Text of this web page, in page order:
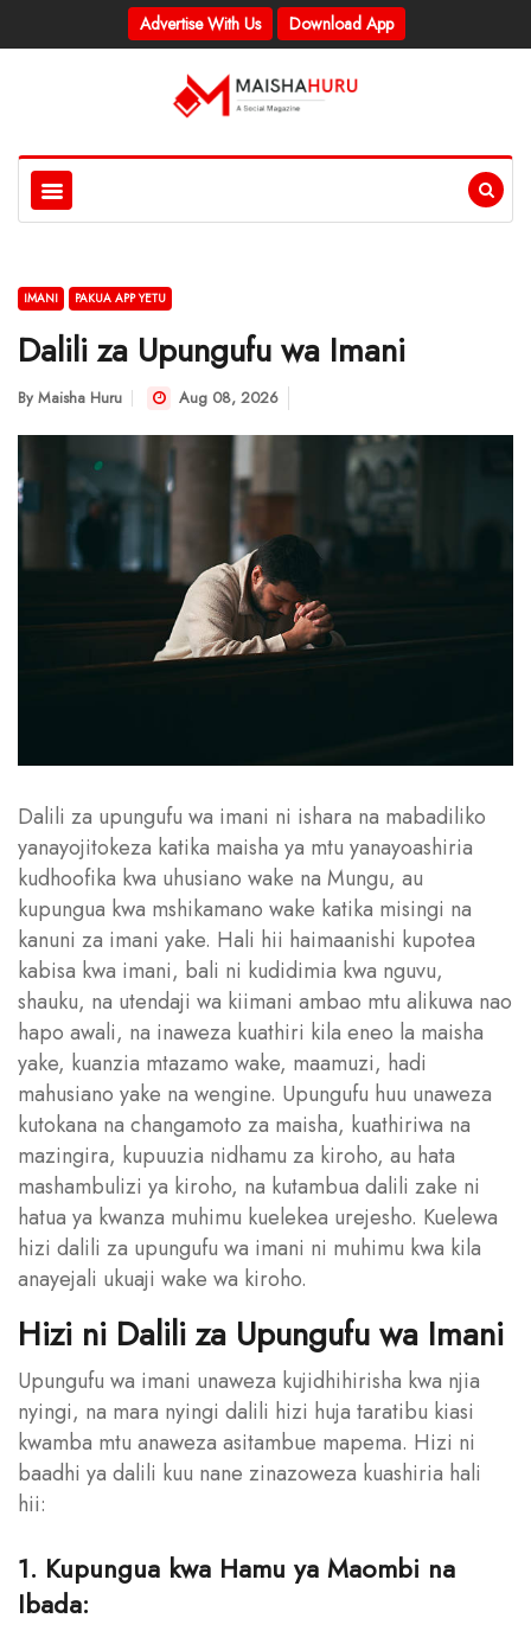
Advertise With Us Download App
IMANI PAKUA APP YETU
Dalili za Upungufu wa Imani
By Maisha Huru Aug 08, 2026
Dalili za upungufu wa imani ni ishara na mabadiliko
yanayojitokeza katika maisha ya mtu yanayoashiria
kudhoofika kwa uhusiano wake na Mungu, au
kupungua kwa mshikamano wake katika misingi na
kanuni za imani yake. Hali hii haimaanishi kupotea
kabisa kwa imani, bali ni kudidimia kwa nguvu,
shauku, na utendaji wa kiimani ambao mtu alikuwa nao
hapo awali, na inaweza kuathiri kila eneo la maisha
yake, kuanzia mtazamo wake, maamuzi, hadi
mahusiano yake na wengine. Upungufu huu unaweza
kutokana na changamoto za maisha, kuathiriwa na
mazingira, kupuuzia nidhamu za kiroho, au hata
mashambulizi ya kiroho, na kutambua dalili zake ni
hatua ya kwanza muhimu kuelekea urejesho. Kuelewa
hizi dalili za upungufu wa imani ni muhimu kwa kila
anayejali ukuaji wake wa kiroho.
Hizi ni Dalili za Upungufu wa Imani
Upungufu wa imani unaweza kujidhihirisha kwa njia
nyingi, na mara nyingi dalili hizi huja taratibu kiasi
kwamba mtu anaweza asitambue mapema. Hizi ni
baadhi ya dalili kuu nane zinazoweza kuashiria hali
hii:
1. Kupungua kwa Hamu ya Maombi na
Ibada: